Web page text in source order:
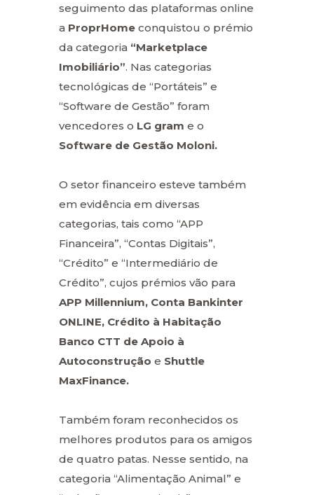
seguimento das plataformas online
a ProprHome conquistou o prémio
da categoria “Marketplace
Imobiliário”. Nas categorias
tecnológicas de “Portáteis” e
“Software de Gestão” foram
vencedores o LG gram e o
Software de Gestão Moloni.
O setor financeiro esteve também
em evidência em diversas
categorias, tais como “APP
Financeira”, “Contas Digitais”,
“Crédito” e “Intermediário de
Crédito”, cujos prémios vão para
APP Millennium, Conta Bankinter
ONLINE, Crédito à Habitação
Banco CTT de Apoio à
Autoconstrução e Shuttle
MaxFinance.
Também foram reconhecidos os
melhores produtos para os amigos
de quatro patas. Nesse sentido, na
categoria “Alimentação Animal” e